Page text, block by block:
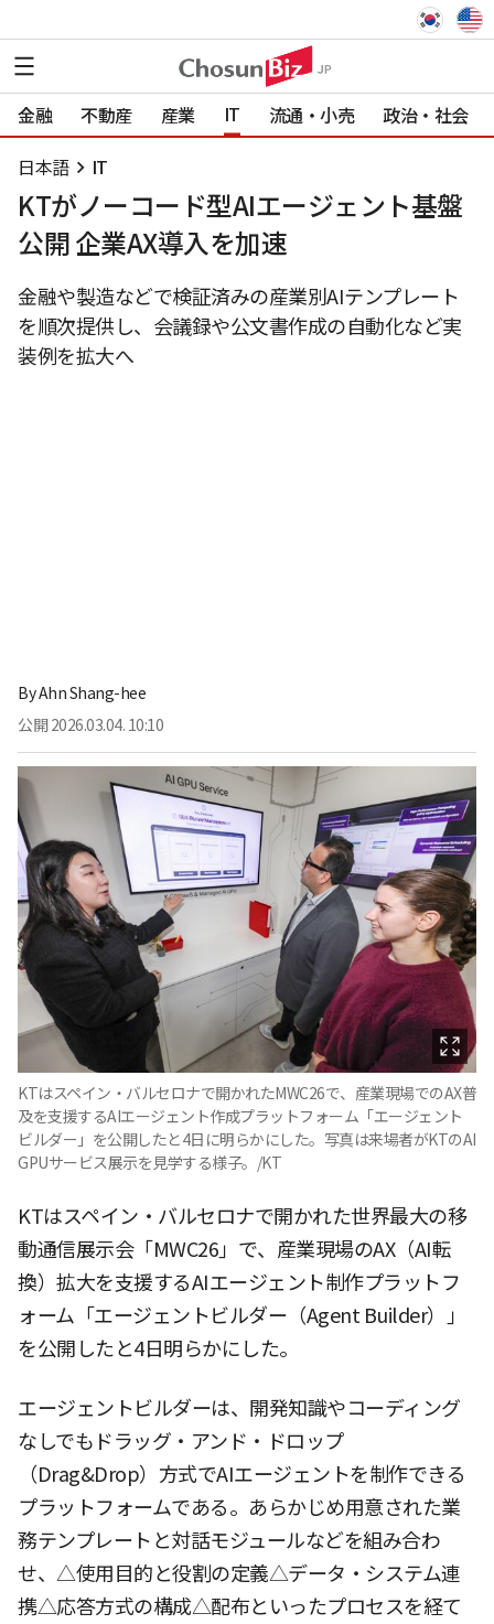
金融 不動産 産業 IT 流通・小売 政治・社会
日本語 IT
KTがノーコード型AIエージェント基盤
公開 企業AX導入を加速
金融や製造などで検証済みの産業別AIテンプレート
を順次提供し、会議録や公文書作成の自動化など実
装例を拡大へ
ByAhn Shang-hee
公開 2026.03.04. 10:10
KTはスペイン・バルセロナで開かれたMWC26で、産業現場でのAX普
及を支援するAIエージェント作成プラットフォーム「エージェント
ビルダー」を公開したと4日に明らかにした。写真は来場者がKTのAI
GPUサービス展示を見学する様子。/KT
KTはスペイン・バルセロナで開かれた世界最大の移
動通信展示会「MWC26」で、産業現場のAX（AI転
換）拡大を支援するAIエージェント制作プラットフ
ォーム「エージェントビルダー（Agent Builder）」
を公開したと4日明らかにした。
エージェントビルダーは、開発知識やコーディング
なしでもドラッグ・アンド・ドロップ
（Drag&Drop）方式でAIエージェントを制作できる
プラットフォームである。あらかじめ用意された業
務テンプレートと対話モジュールなどを組み合わ
せ、△使用目的と役割の定義△データ・システム連
携△応答方式の構成△配布といったプロセスを経て